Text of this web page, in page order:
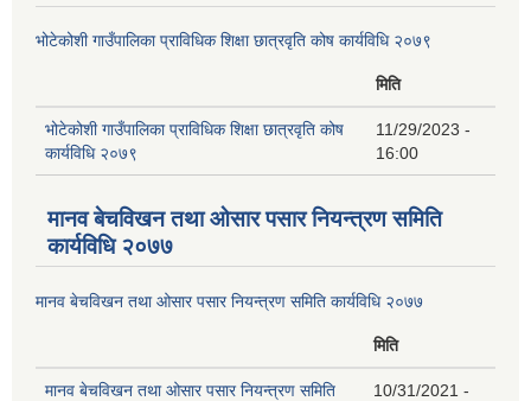
भोटेकोशी गाउँपालिका प्राविधिक शिक्षा छात्रवृति कोष कार्यविधि २०७९
मिति
भोटेकोशी गाउँपालिका प्राविधिक शिक्षा छात्रवृति कोष
कार्यविधि २०७९
11/29/2023 -
16:00
मानव बेचविखन तथा ओसार पसार नियन्त्रण समिति
कार्यविधि २०७७
मानव बेचविखन तथा ओसार पसार नियन्त्रण समिति कार्यविधि २०७७
मिति
मानव बेचविखन तथा ओसार पसार नियन्त्रण समिति
10/31/2021 -